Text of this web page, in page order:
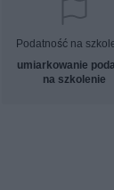
Podatność na
umiarkowanie
na szkolenie